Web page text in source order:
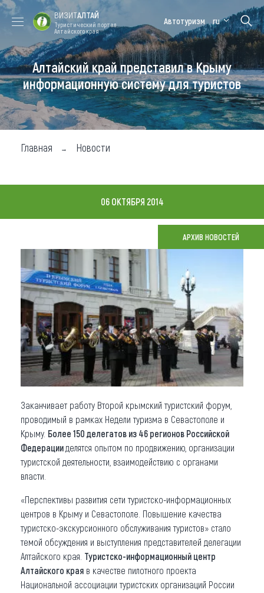
Форум VISIT
ALTAI
Цветение
маральника
Медицинский
форум
Алтайская
зимовка
Туры
Где побывать
Чем заняться
Где остановиться
Новости
Что привезти (сувениры)
О регионе
Коллекция впечатлений
Другие рубрики
ВИЗИТАЛТАЙ
Туристический портал
Алтайского края
Автотуризм ru
Алтайский край представил в Крыму
информационную систему для туристов
Главная Новости
06 ОКТЯБРЯ 2014
АРХИВ НОВОСТЕЙ
Заканчивает работу Второй крымский туристский форум,
проводимый в рамках Недели туризма в Севастополе и
Крыму. Более 150 делегатов из 46 регионов Российской
Федерацииделятся опытом по продвижению, организации
туристской деятельности, взаимодействию с органами
власти.
«Перспективы развития сети туристско-информационных
центров в Крыму и Севастополе. Повышение качества
туристско-экскурсионного обслуживания туристов» стало
темой обсуждения и выступления представителей делегации
Алтайского края. Туристско-информационный центр
Алтайского края в качестве пилотного проекта
Национальной ассоциации туристских организаций России